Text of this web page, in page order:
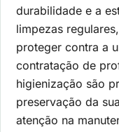
durabilidade e a
limpezas
proteger contra a
contratação de
higienização são
preservação da
atenção na